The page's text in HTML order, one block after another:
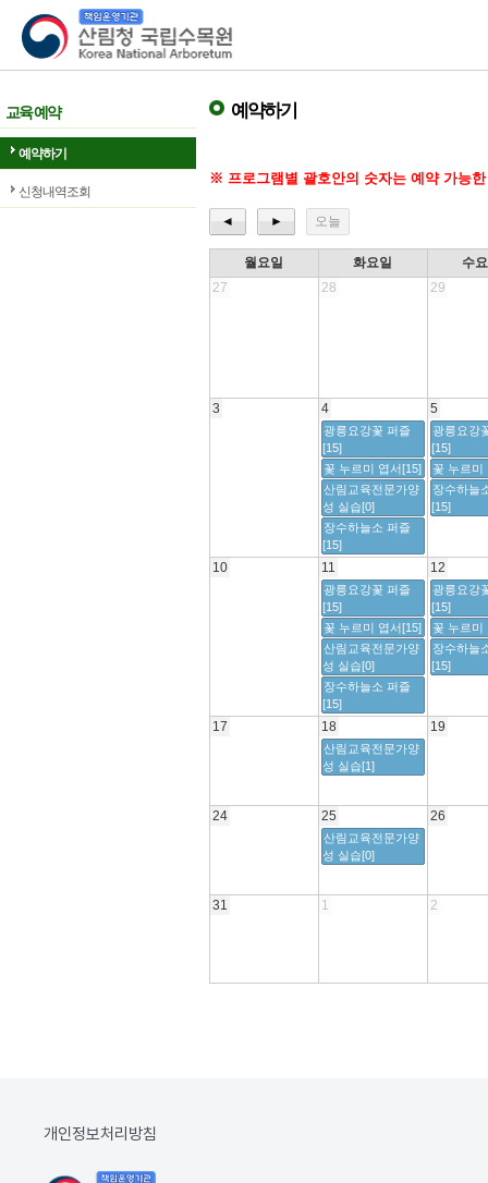
산림청 국립수목원
교육 예약
예약하기
신청내역조회
예약하기
※ 프로그램별 괄호안의 숫자는 예약 가능
◄ ► 오늘
월요일 화요일
수
27
28 29
3 4 5
10 11 12
17 18 19
24 25 26
31 1 2
광릉요강꽃 퍼즐
[15]
광릉요강
[15]
꽃 누르미 엽서[15]
꽃 누르미
산림교육전문가양
성 실습[0]
장수하늘
[15]
장수하늘소 퍼즐
[15]
광릉요강꽃 퍼즐
[15]
광릉요강
[15]
꽃 누르미 엽서[15]
꽃 누르미
산림교육전문가양
성 실습[0]
장수하늘
[15]
장수하늘소 퍼즐
[15]
산림교육전문가양
성 실습[1]
산림교육전문가양
성 실습[0]
개인정보처리방침